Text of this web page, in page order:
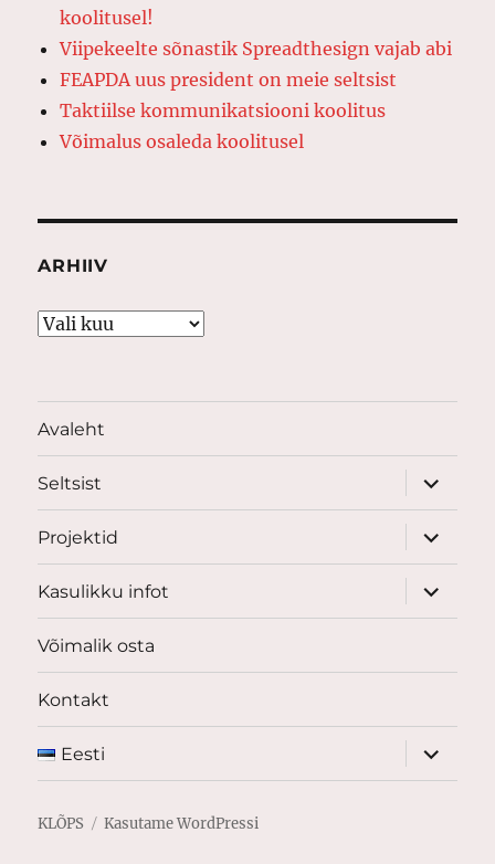
koolitusel!
Viipekeelte sõnastik Spreadthesign vajab abi
FEAPDA uus president on meie seltsist
Taktiilse kommunikatsiooni koolitus
Võimalus osaleda koolitusel
ARHIIV
Arhiiv
Avaleht
Seltsist
laienda
Projektid
laienda
Kasulikku infot
laienda
Võimalik osta
Kontakt
Eesti
laienda
KLÕPS Kasutame WordPressi